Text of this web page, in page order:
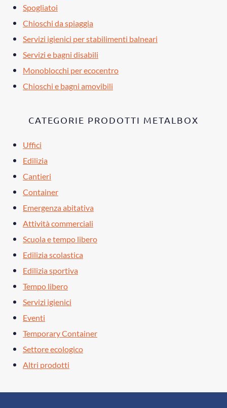
Spogliatoi
Chioschi da spiaggia
Servizi igienici per stabilimenti balneari
Servizi e bagni disabili
Monoblocchi per ecocentro
Chioschi e bagni amovibili
CATEGORIE PRODOTTI METALBOX
Uffici
Edilizia
Cantieri
Container
Emergenza abitativa
Attività commerciali
Scuola e tempo libero
Edilizia scolastica
Edilizia sportiva
Tempo libero
Servizi igienici
Eventi
Temporary Container
Settore ecologico
Altri prodotti